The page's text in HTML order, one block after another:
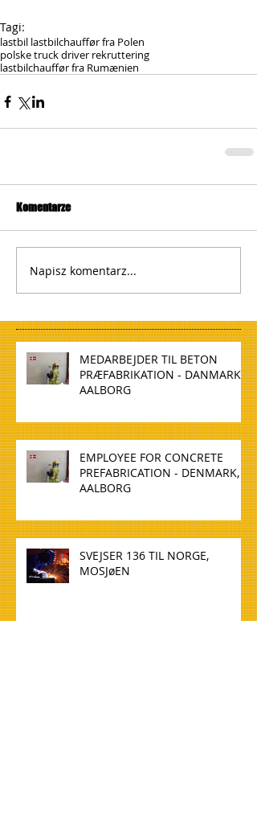
Tagi:
lastbil lastbilchauffør fra Polen
polske truck driver rekruttering
lastbilchauffør fra Rumænien
Komentarze
Napisz komentarz...
MEDARBEJDER TIL BETON
PRÆFABRIKATION - DANMARK,
AALBORG
EMPLOYEE FOR CONCRETE
PREFABRICATION - DENMARK,
AALBORG
SVEJSER 136 TIL NORGE,
MOSJøEN